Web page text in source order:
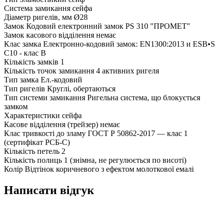
Система замикання сейфа
Діаметр ригелів, мм Ø28
Замок Кодовий електронний замок PS 310 "ПРОМЕТ"
Замок касового відділення немає
Клас замка Електронно-кодовий замок: EN1300:2013 и ESB•S
C10 - клас B
Кількість замків 1
Кількість точок замикання 4 активних ригеля
Тип замка Ел.-кодовий
Тип ригелів Круглі, обертаються
Тип системи замикання Ригельна система, що блокується
замком
Характеристики сейфа
Касове відділення (трейзер) немає
Клас тривкості до зламу ГОСТ Р 50862-2017 — клас 1
(сертифікат РСБ-С)
Кількість петель 2
Кількість полиць 1 (знімна, не регулюється по висоті)
Колір Відтінок коричневого з ефектом молоткової емалі
Написати відгук